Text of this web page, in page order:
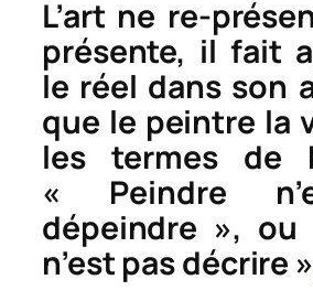
L’art ne re-
présente, il fait
le réel dans son
que le peintre la
les termes de
« Peindre
dépeindre »,
n’est pas décrire »